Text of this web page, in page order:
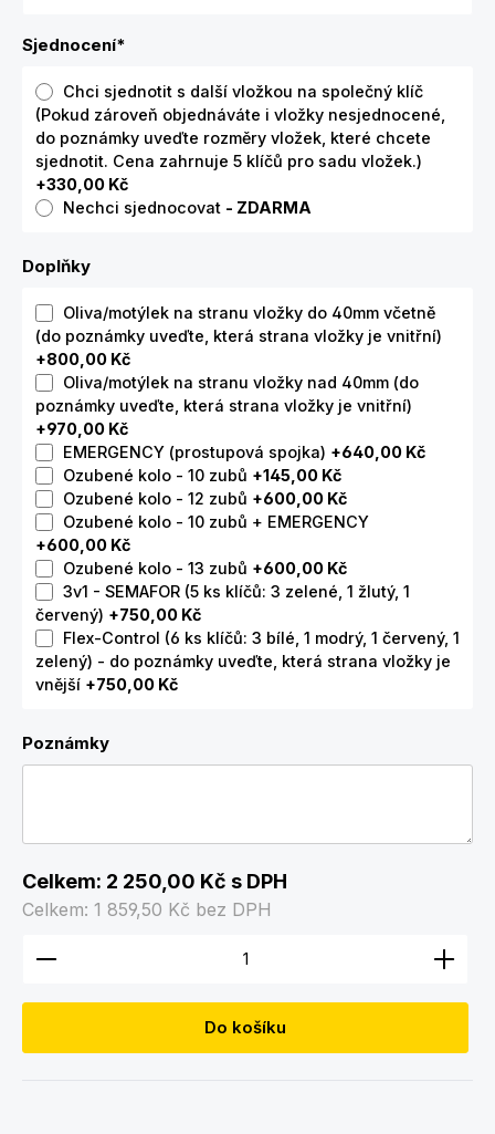
Sjednocení*
Chci sjednotit s další vložkou na společný klíč
(Pokud zároveň objednáváte i vložky nesjednocené,
do poznámky uveďte rozměry vložek, které chcete
sjednotit. Cena zahrnuje 5 klíčů pro sadu vložek.)
+330,00 Kč
Nechci sjednocovat - ZDARMA
Doplňky
Oliva/motýlek na stranu vložky do 40mm včetně
(do poznámky uveďte, která strana vložky je vnitřní)
+800,00 Kč
Oliva/motýlek na stranu vložky nad 40mm (do
poznámky uveďte, která strana vložky je vnitřní)
+970,00 Kč
EMERGENCY (prostupová spojka) +640,00 Kč
Ozubené kolo - 10 zubů +145,00 Kč
Ozubené kolo - 12 zubů +600,00 Kč
Ozubené kolo - 10 zubů + EMERGENCY
+600,00 Kč
Ozubené kolo - 13 zubů +600,00 Kč
3v1 - SEMAFOR (5 ks klíčů: 3 zelené, 1 žlutý, 1
červený) +750,00 Kč
Flex-Control (6 ks klíčů: 3 bílé, 1 modrý, 1 červený, 1
zelený) - do poznámky uveďte, která strana vložky je
vnější +750,00 Kč
Poznámky
Celkem: 2 250,00 Kč s DPH
Celkem: 1 859,50 Kč bez DPH
Množství produktu: Zadejte požadované
Do košíku